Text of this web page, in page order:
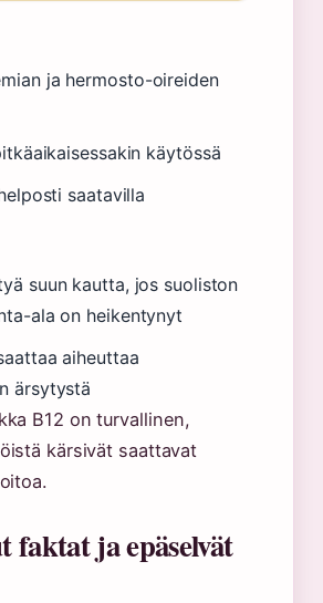
ja hermosto-oireiden
käytössä
saatavilla
suun kautta, jos suoliston
ala on heikentynyt
aiheuttaa
ärsytystä
B12 on turvallinen,
kärsivät saattavat
faktat ja epäselvät